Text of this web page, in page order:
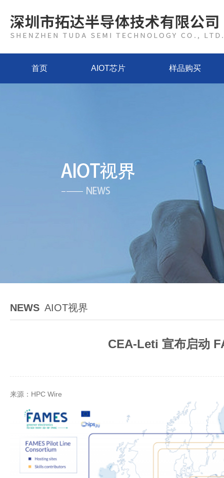
首页 AIOT芯片 样品购买
NEWS AIOT视界
CEA-Leti 宣布启动
来源：HPC Wire